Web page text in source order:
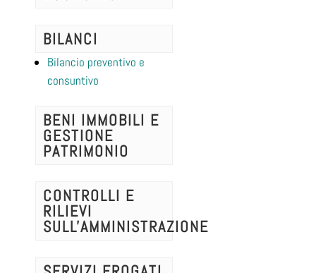
BILANCI
Bilancio preventivo e
consuntivo
BENI IMMOBILI E
GESTIONE
PATRIMONIO
CONTROLLI E
RILIEVI
SULL'AMMINISTRAZIONE